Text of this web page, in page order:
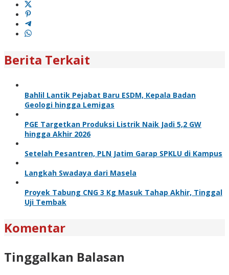
Berita Terkait
Bahlil Lantik Pejabat Baru ESDM, Kepala Badan
Geologi hingga Lemigas
PGE Targetkan Produksi Listrik Naik Jadi 5,2 GW
hingga Akhir 2026
Setelah Pesantren, PLN Jatim Garap SPKLU di Kampus
Langkah Swadaya dari Masela
Proyek Tabung CNG 3 Kg Masuk Tahap Akhir, Tinggal
Uji Tembak
Komentar
Tinggalkan Balasan